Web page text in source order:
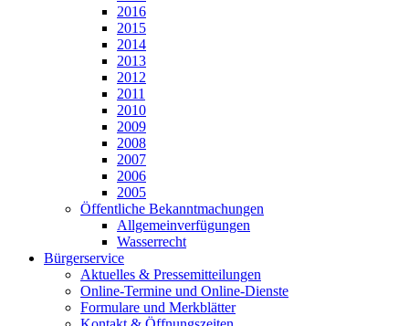
2016
2015
2014
2013
2012
2011
2010
2009
2008
2007
2006
2005
Öffentliche Bekanntmachungen
Allgemeinverfügungen
Wasserrecht
Bürgerservice
Aktuelles & Pressemitteilungen
Online-Termine und Online-Dienste
Formulare und Merkblätter